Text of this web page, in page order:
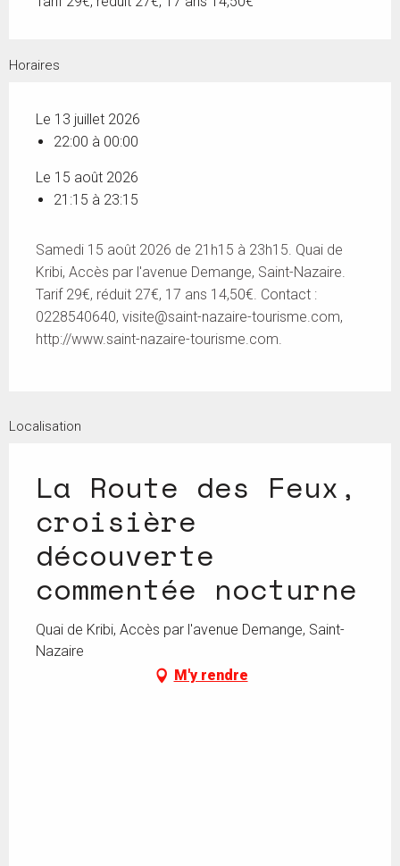
Horaires
Le 13 juillet 2026
22:00 à 00:00
Le 15 août 2026
21:15 à 23:15
Samedi 15 août 2026 de 21h15 à 23h15. Quai de
Kribi, Accès par l'avenue Demange, Saint-Nazaire.
Tarif 29€, réduit 27€, 17 ans 14,50€. Contact :
0228540640, visite@saint-nazaire-tourisme.com,
http://www.saint-nazaire-tourisme.com.
Localisation
La Route des Feux,
croisière
découverte
commentée nocturne
Quai de Kribi, Accès par l'avenue Demange, Saint-
Nazaire
M'y rendre